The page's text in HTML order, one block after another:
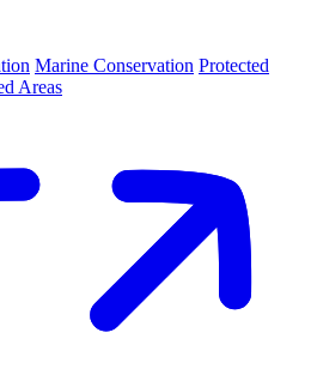
Marine Conservation Protected
Areas